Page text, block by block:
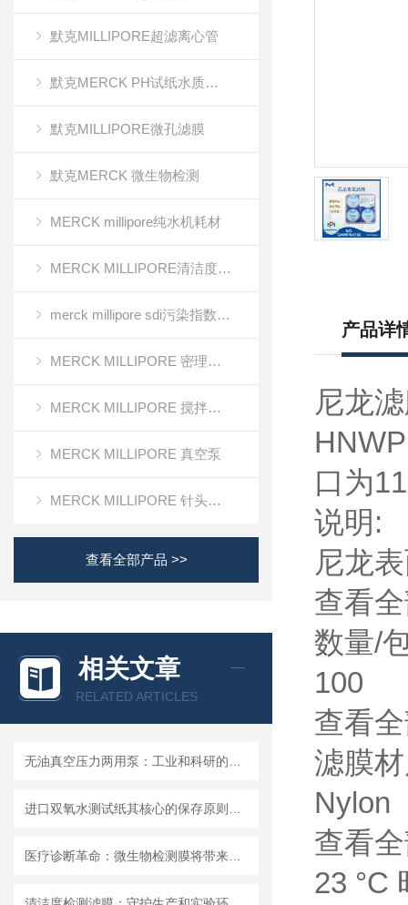
默克MILLIPORE超滤离心管
默克MERCK PH试纸水质分析
默克MILLIPORE微孔滤膜
默克MERCK 微生物检测
MERCK millipore纯水机耗材
MERCK MILLIPORE清洁度检测专用膜
merck millipore sdi污染指数检测膜
MERCK MILLIPORE 密理博清洁度检测设备
MERCK MILLIPORE 搅拌式超滤装置超滤杯
MERCK MILLIPORE 真空泵
MERCK MILLIPORE 针头滤器针头式滤器
查看全部产品 >>
相关文章
RELATED ARTICLES
产品详
尼龙
口为
说明:
尼龙
查看
数量/
100
查看
滤膜
Nylon
查看
23 °C